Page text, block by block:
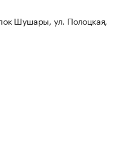
Шушары, ул. Полоцкая,